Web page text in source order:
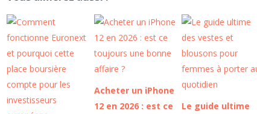
Acheter un iPhone
12 en 2026 : est ce
Le guide ultime